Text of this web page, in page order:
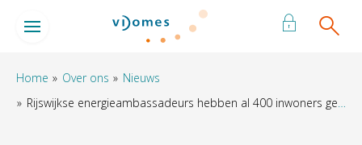
Naar de homepage
Ga naar Hoofd
Home Over ons
Nieuws
Rijswijkse energieambassadeurs hebben al 400 inwoners geholpen met energie besparen